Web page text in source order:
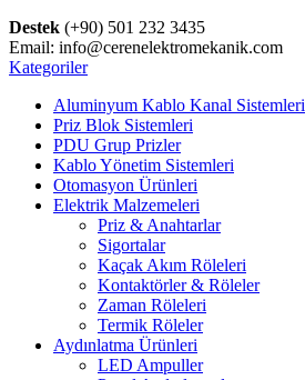
Destek (+90) 501 232 3435
Email: info@cerenelektromekanik.com
Kategoriler
Aluminyum Kablo Kanal Sistemleri
Priz Blok Sistemleri
PDU Grup Prizler
Kablo Yönetim Sistemleri
Otomasyon Ürünleri
Elektrik Malzemeleri
Priz & Anahtarlar
Sigortalar
Kaçak Akım Röleleri
Kontaktörler & Röleler
Zaman Röleleri
Termik Röleler
Aydınlatma Ürünleri
LED Ampuller